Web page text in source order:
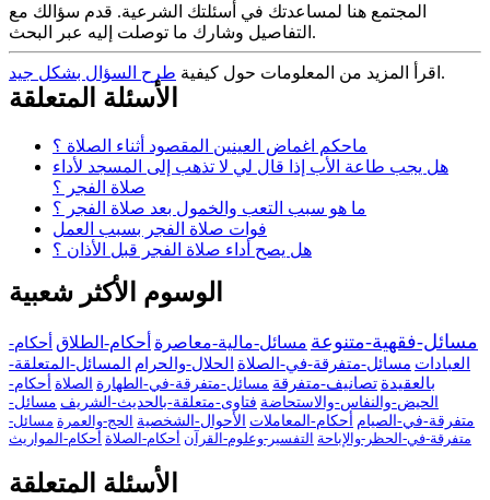
المجتمع هنا لمساعدتك في أسئلتك الشرعية. قدم سؤالك مع
التفاصيل وشارك ما توصلت إليه عبر البحث.
اقرأ المزيد من المعلومات حول كيفية طرح السؤال بشكل جيد .
الأسئلة المتعلقة
ماحكم اغماض العينين المقصود أثناء الصلاة ؟
هل يجب طاعة الأب إذا قال لي لا تذهب إلى المسجد لأداء
صلاة الفجر ؟
ما هو سبب التعب والخمول بعد صلاة الفجر ؟
فوات صلاة الفجر بسبب العمل
هل يصح أداء صلاة الفجر قبل الأذان ؟
الوسوم الأكثر شعبية
مسائل-فقهية-متنوعة مسائل-مالية-معاصرة أحكام-الطلاق أحكام-
العبادات مسائل-متفرقة-في-الصلاة الحلال-والحرام المسائل-المتعلقة-
بالعقيدة تصانيف-متفرقة مسائل-متفرقة-في-الطهارة الصلاة أحكام-
الحيض-والنفاس-والاستحاضة فتاوى-متعلقة-بالحديث-الشريف مسائل-
متفرقة-في-الصيام أحكام-المعاملات الأحوال-الشخصية الحج-والعمرة مسائل-
متفرقة-في-الحظر-والإباحة التفسير-وعلوم-القرآن أحكام-الصلاة أحكام-المواريث
الأسئلة المتعلقة